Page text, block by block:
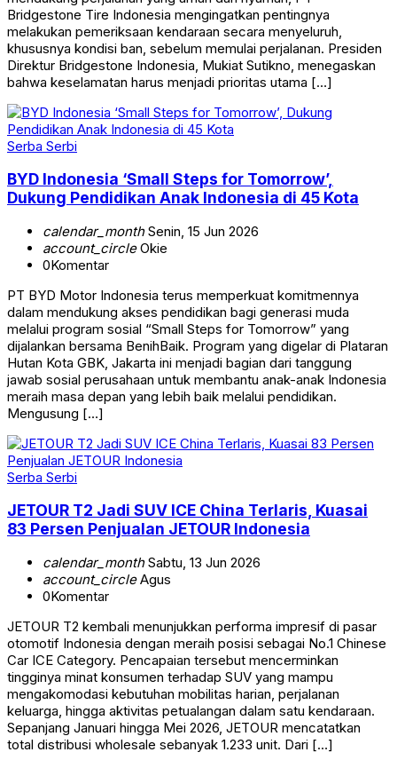
Bridgestone Tire Indonesia mengingatkan pentingnya
melakukan pemeriksaan kendaraan secara menyeluruh,
khususnya kondisi ban, sebelum memulai perjalanan. Presiden
Direktur Bridgestone Indonesia, Mukiat Sutikno, menegaskan
bahwa keselamatan harus menjadi prioritas utama […]
Serba Serbi
BYD Indonesia ‘Small Steps for Tomorrow’,
Dukung Pendidikan Anak Indonesia di 45 Kota
calendar_monthSenin, 15 Jun 2026
account_circleOkie
0Komentar
PT BYD Motor Indonesia terus memperkuat komitmennya
dalam mendukung akses pendidikan bagi generasi muda
melalui program sosial “Small Steps for Tomorrow” yang
dijalankan bersama BenihBaik. Program yang digelar di Plataran
Hutan Kota GBK, Jakarta ini menjadi bagian dari tanggung
jawab sosial perusahaan untuk membantu anak-anak Indonesia
meraih masa depan yang lebih baik melalui pendidikan.
Mengusung […]
Serba Serbi
JETOUR T2 Jadi SUV ICE China Terlaris, Kuasai
83 Persen Penjualan JETOUR Indonesia
calendar_monthSabtu, 13 Jun 2026
account_circleAgus
0Komentar
JETOUR T2 kembali menunjukkan performa impresif di pasar
otomotif Indonesia dengan meraih posisi sebagai No.1 Chinese
Car ICE Category. Pencapaian tersebut mencerminkan
tingginya minat konsumen terhadap SUV yang mampu
mengakomodasi kebutuhan mobilitas harian, perjalanan
keluarga, hingga aktivitas petualangan dalam satu kendaraan.
Sepanjang Januari hingga Mei 2026, JETOUR mencatatkan
total distribusi wholesale sebanyak 1.233 unit. Dari […]